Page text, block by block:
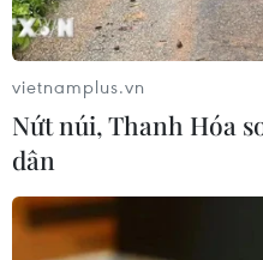
vietnamplus.vn
Nứt núi, Thanh Hóa
dân